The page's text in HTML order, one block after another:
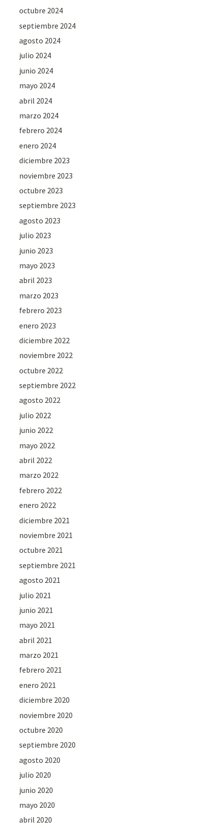
octubre 2024
septiembre 2024
agosto 2024
julio 2024
junio 2024
mayo 2024
abril 2024
marzo 2024
febrero 2024
enero 2024
diciembre 2023
noviembre 2023
octubre 2023
septiembre 2023
agosto 2023
julio 2023
junio 2023
mayo 2023
abril 2023
marzo 2023
febrero 2023
enero 2023
diciembre 2022
noviembre 2022
octubre 2022
septiembre 2022
agosto 2022
julio 2022
junio 2022
mayo 2022
abril 2022
marzo 2022
febrero 2022
enero 2022
diciembre 2021
noviembre 2021
octubre 2021
septiembre 2021
agosto 2021
julio 2021
junio 2021
mayo 2021
abril 2021
marzo 2021
febrero 2021
enero 2021
diciembre 2020
noviembre 2020
octubre 2020
septiembre 2020
agosto 2020
julio 2020
junio 2020
mayo 2020
abril 2020